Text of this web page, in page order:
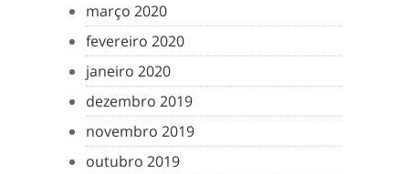
março 2020
fevereiro 2020
janeiro 2020
dezembro 2019
novembro 2019
outubro 2019